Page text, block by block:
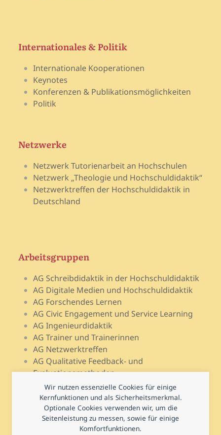
Wir nutzen essenzielle Cookies für einige
Kernfunktionen und als Sicherheitsmerkmal.
Optionale Cookies verwenden wir, um die
Seitenleistung zu messen, sowie für einige
Komfortfunktionen.
Internationales & Politik
Internationale Kooperationen
Keynotes
Konferenzen & Publikationsmöglichkeiten
Politik
Netzwerke
Netzwerk Tutorienarbeit an Hochschulen
Netzwerk „Theologie und Hochschuldidaktik“
Netzwerktreffen der Hochschuldidaktik in
Deutschland
Arbeitsgruppen
AG Schreibdidaktik in der Hochschuldidaktik
AG Digitale Medien und Hochschuldidaktik
AG Forschendes Lernen
AG Civic Engagement und Service Learning
AG Ingenieurdidaktik
AG Trainer und Trainerinnen
AG Netzwerktreffen
AG Qualitative Feedback- und
Evaluationsmethoden
AG Open Teach Ware – Lehrportale
AG Psychologie und Lehr-Lern-Forschung
AG Prüfen und Prüfungsdidaktik
AG Hochschuldidaktische Regional- und
Landesnetzwerke